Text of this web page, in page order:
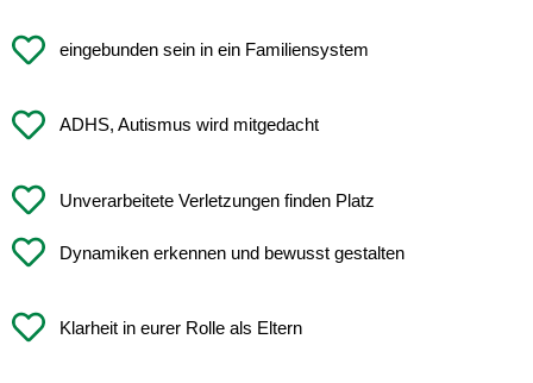
eingebunden sein in ein Familiensystem
ADHS, Autismus wird mitgedacht
Unverarbeitete Verletzungen finden Platz
Dynamiken erkennen und bewusst gestalten
Klarheit in eurer Rolle als Eltern